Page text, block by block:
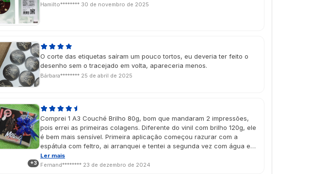
Hamilto******** 30 de novembro de 2025
O corte das etiquetas saíram um pouco tortos, eu deveria ter feito o
desenho sem o tracejado em volta, apareceria menos.
Bárbara******** 25 de abril de 2025
+3
Comprei 1 A3 Couché Brilho 80g, bom que mandaram 2 impressões,
pois errei as primeiras colagens. Diferente do vinil com brilho 120g, ele
é bem mais sensível. Primeira aplicação começou razurar com a
espátula com feltro, ai arranquei e tentei a segunda vez com água e
sabão, para ajeita o adesivo e depois espatular, resultado foi mais
desastroso diferente do vinil, o couché é um papel e não pode molhar
Ler mais
Fernand******** 23 de dezembro de 2024